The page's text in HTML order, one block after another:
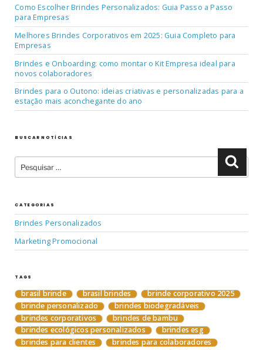
Como Escolher Brindes Personalizados: Guia Passo a Passo
para Empresas
Melhores Brindes Corporativos em 2025: Guia Completo para
Empresas
Brindes e Onboarding: como montar o Kit Empresa ideal para
novos colaboradores
Brindes para o Outono: ideias criativas e personalizadas para a
estação mais aconchegante do ano
BUSCAR NOTÍCIAS
CATEGORIAS
Brindes Personalizados
Marketing Promocional
TAGS
brasil brinde brasil brindes
brinde corporativo 2025
brinde personalizado
brindes biodegradáveis
brindes corporativos
brindes de bambu
brindes ecológicos personalizados
brindes esg
brindes para clientes
brindes para colaboradores